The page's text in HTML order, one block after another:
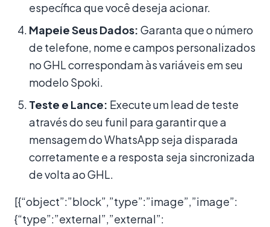
específica que você deseja acionar.
Mapeie Seus Dados: Garanta que o número
de telefone, nome e campos personalizados
no GHL correspondam às variáveis em seu
modelo Spoki.
Teste e Lance: Execute um lead de teste
através do seu funil para garantir que a
mensagem do WhatsApp seja disparada
corretamente e a resposta seja sincronizada
de volta ao GHL.
[{“object”:”block”,”type”:”image”,”image”:
{“type”:”external”,”external”: